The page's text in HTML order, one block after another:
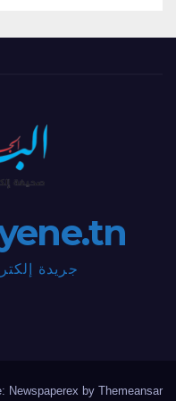
جريدة
Newspaperex by Themeansar